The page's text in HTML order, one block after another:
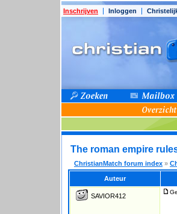
Inschrijven Inloggen
The roman empire
ChristianMatch forum index »
Auteur
SAVIOR412